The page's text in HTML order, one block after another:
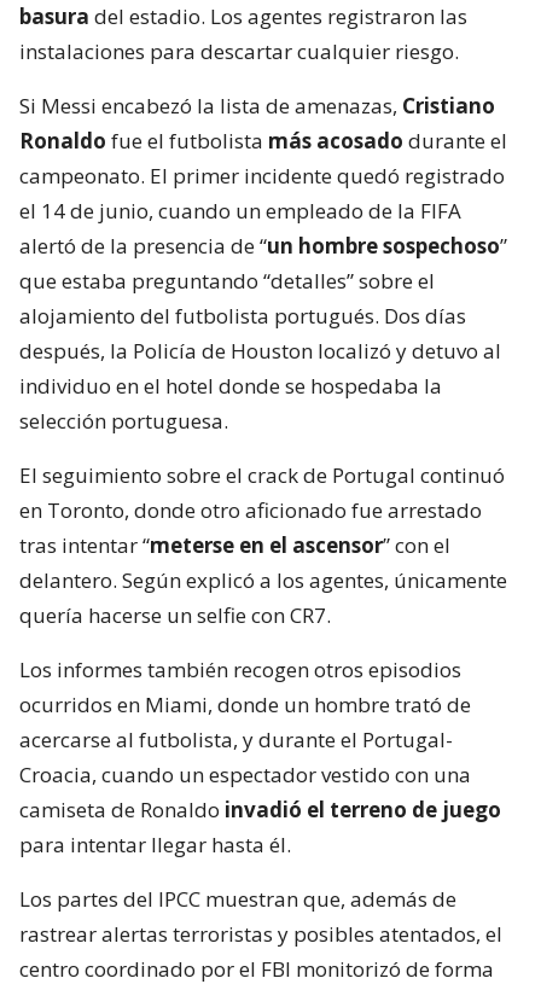
basura del estadio. Los agentes registraron las
instalaciones para descartar cualquier riesgo.
Si Messi encabezó la lista de amenazas, Cristiano
Ronaldo fue el futbolista más acosado durante el
campeonato. El primer incidente quedó registrado
el 14 de junio, cuando un empleado de la FIFA
alertó de la presencia de “un hombre sospechoso”
que estaba preguntando “detalles” sobre el
alojamiento del futbolista portugués. Dos días
después, la Policía de Houston localizó y detuvo al
individuo en el hotel donde se hospedaba la
selección portuguesa.
El seguimiento sobre el crack de Portugal continuó
en Toronto, donde otro aficionado fue arrestado
tras intentar “meterse en el ascensor” con el
delantero. Según explicó a los agentes, únicamente
quería hacerse un selfie con CR7.
Los informes también recogen otros episodios
ocurridos en Miami, donde un hombre trató de
acercarse al futbolista, y durante el Portugal-
Croacia, cuando un espectador vestido con una
camiseta de Ronaldo invadió el terreno de juego
para intentar llegar hasta él.
Los partes del IPCC muestran que, además de
rastrear alertas terroristas y posibles atentados, el
centro coordinado por el FBI monitorizó de forma